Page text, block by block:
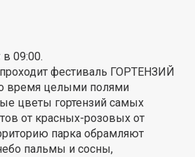
09:00.
фестиваль ГОРТЕНЗИЙ
время целыми полями
цветы гортензий самых
от красных-розовых от
парка обрамляют
пальмы и сосны,